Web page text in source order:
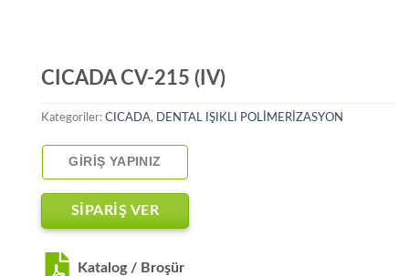
CICADA CV-215 (IV)
Kategoriler: CICADA, DENTAL IŞIKLI POLİMERİZASYON
GIRIŞ YAPINIZ
SİPARİŞ VER
Katalog / Broşür